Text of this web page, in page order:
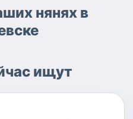
нянях в
ищут